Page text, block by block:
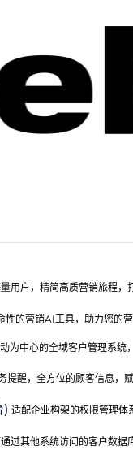
用户，精简高质营销旅程
性的营销AI工具，助力您的
为中心的全域客户管理系统
提醒，全⽅位的顾客信息，
) 适配企业构架的权限管理体
过其他系统访问的客户数据